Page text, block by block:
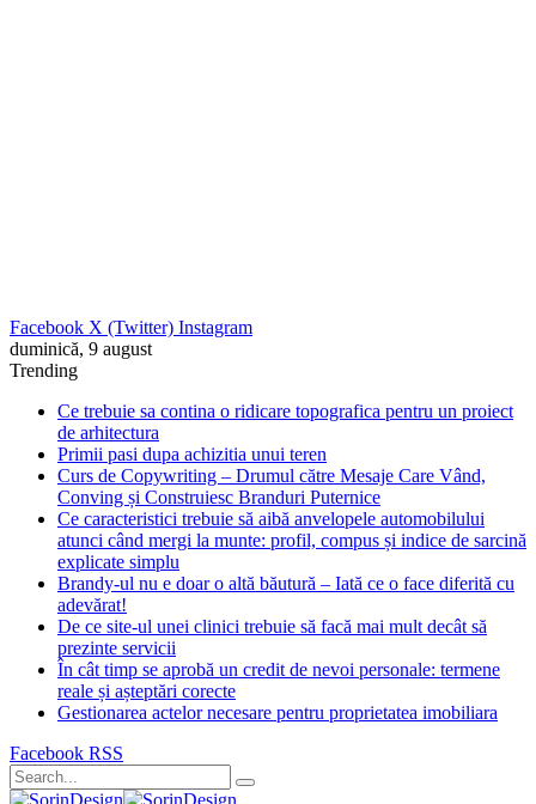
Facebook X (Twitter) Instagram
duminică, 9 august
Trending
Ce trebuie sa contina o ridicare topografica pentru un proiect
de arhitectura
Primii pasi dupa achizitia unui teren
Curs de Copywriting – Drumul către Mesaje Care Vând,
Conving și Construiesc Branduri Puternice
Ce caracteristici trebuie să aibă anvelopele automobilului
atunci când mergi la munte: profil, compus și indice de sarcină
explicate simplu
Brandy-ul nu e doar o altă băutură – Iată ce o face diferită cu
adevărat!
De ce site-ul unei clinici trebuie să facă mai mult decât să
prezinte servicii
În cât timp se aprobă un credit de nevoi personale: termene
reale și așteptări corecte
Gestionarea actelor necesare pentru proprietatea imobiliara
Facebook RSS